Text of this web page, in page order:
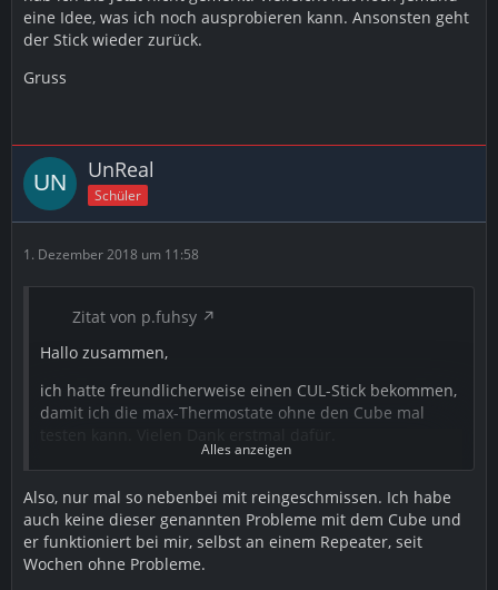
eine Idee, was ich noch ausprobieren kann. Ansonsten geht
der Stick wieder zurück.
Gruss
UnReal
Schüler
1. Dezember 2018 um 11:58
Zitat von p.fuhsy
Hallo zusammen,
ich hatte freundlicherweise einen CUL-Stick bekommen,
damit ich die max-Thermostate ohne den Cube mal
Meine Erfahrungen:
Adapter:
Alles anzeigen
Also, nur mal so nebenbei mit reingeschmissen. Ich habe
auch keine dieser genannten Probleme mit dem Cube und
er funktioniert bei mir, selbst an einem Repeater, seit
Wochen ohne Probleme.